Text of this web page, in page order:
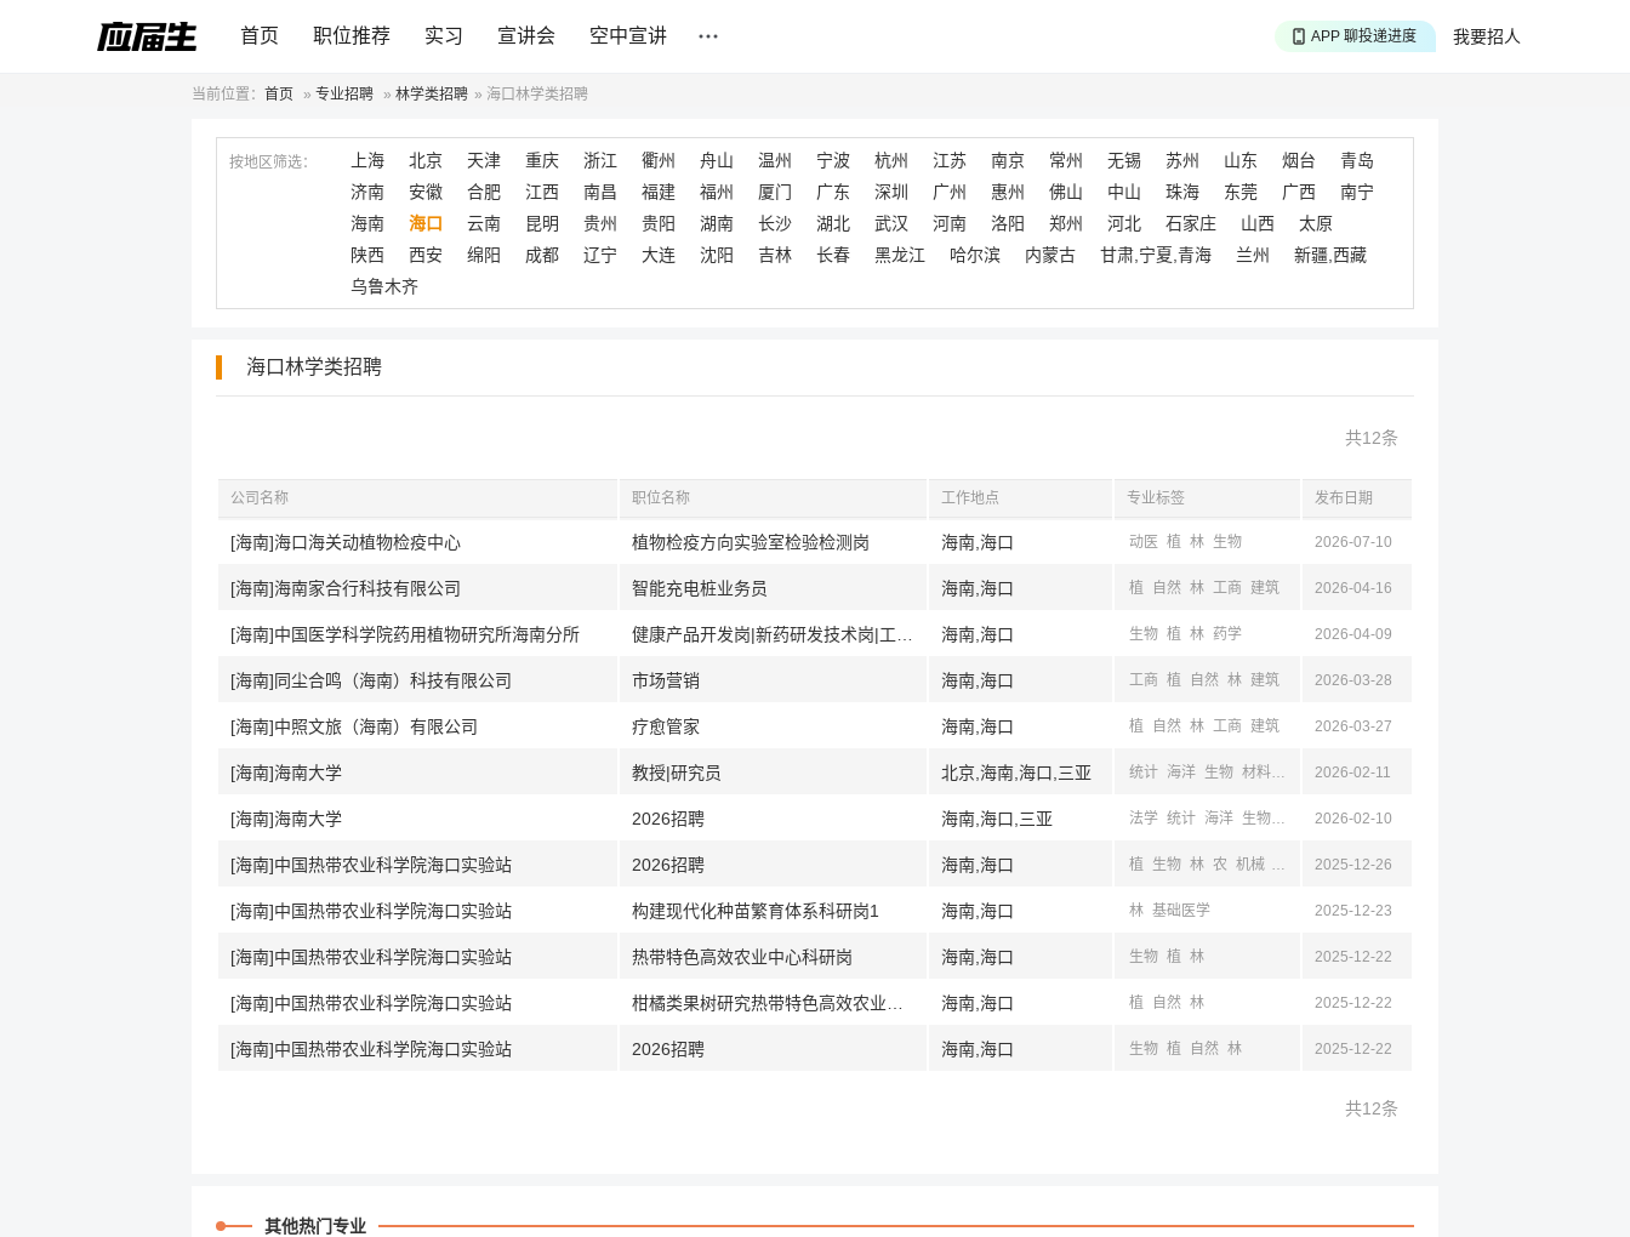
首页 职位推荐 实习 宣讲会 空中宣讲 我要招人
APP 聊投递进度
当前位置： 首页 » 专业招聘 » 林学类招聘 » 海口林学类招聘
按地区筛选： 上海 北京 天津 重庆 浙江 衢州 舟山 温州 宁波 杭州 江苏 南京 常州 无锡 苏州 山东 烟台
青岛
济南
安徽 合肥 江西 南昌 福建 福州 厦门 广东 深圳 广州 惠州 佛山 中山 珠海 东莞 广西
南宁
海南
海口 云南 昆明 贵州 贵阳 湖南 长沙 湖北 武汉 河南 洛阳 郑州 河北 石家庄 山西
太原
陕西
西安 绵阳 成都 辽宁 大连 沈阳 吉林 长春 黑龙江 哈尔滨 内蒙古 甘肃,宁夏,青海 兰州
新疆,西藏
乌鲁木齐
海口林学类招聘
共12条
公司名称 职位名称 工作地点 专业标签 发布日期
[海南]海口海关动植物检疫中心 植物检疫方向实验室检验检测岗 海南,海口 动医 植 林 生物 2026-07-10
[海南]海南家合行科技有限公司 智能充电桩业务员 海南,海口 植 自然 林 工商 建筑 2026-04-16
[海南]中国医学科学院药用植物研究所海南分所 海南,海口 生物 植 林 药学 2026-04-09
[海南]同尘合鸣（海南）科技有限公司 市场营销 海南,海口 工商 植 自然 林 建筑 2026-03-28
[海南]中照文旅（海南）有限公司 疗愈管家 海南,海口 植 自然 林 工商 建筑 2026-03-27
[海南]海南大学 教授|研究员 北京,海南,海口,三亚 统计 海洋 生物 材料 生物 食品 林 电子
2026-02-11
[海南]海南大学 2026招聘 海南,海口,三亚 法学 统计 海洋 生物 材料 生物 食品
2026-02-10
[海南]中国热带农业科学院海口实验站 2026招聘 海南,海口 植 生物 林 农 机械 自然 环境 食品 电子
2025-12-26
[海南]中国热带农业科学院海口实验站 构建现代化种苗繁育体系科研岗1 海南,海口 林 基础医学 2025-12-23
[海南]中国热带农业科学院海口实验站 热带特色高效农业中心科研岗 海南,海口 生物 植 林 2025-12-22
[海南]中国热带农业科学院海口实验站 海南,海口 植 自然 林 2025-12-22
[海南]中国热带农业科学院海口实验站 2026招聘 海南,海口 生物 植 自然 林 2025-12-22
共12条
其他热门专业